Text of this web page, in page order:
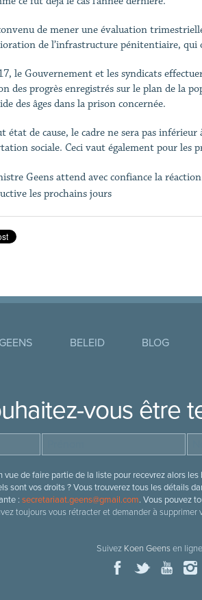
de mener une évaluation
de l’infrastructure pénitentiaire, qui
le Gouvernement et les syndicats
des progrès enregistrés sur le plan de la
des âges dans la prison concernée.
état de cause, le cadre ne sera pas
sociale. Ceci vaut également pour les
Geens attend avec confiance la
les prochains jours
BELEID BLOG
vous être
de faire partie de la liste pour recevrez alors
sont vos droits ? Vous trouverez tous les détails
: secretariaat.geens@gmail.com. Vous pouvez
toujours vous rétracter et demander à supprimer
Suivez Koen Geensen